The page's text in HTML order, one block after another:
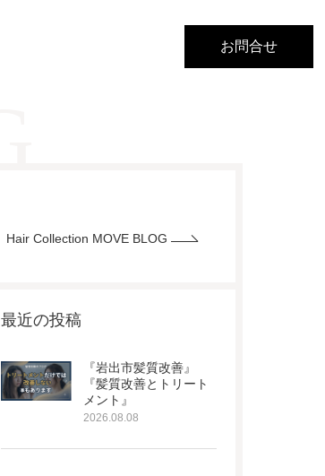
お問合せ
Hair Collection MOVE BLOG
最近の投稿
『岩出市髪質改善』
『髪質改善とトリート
メント』
2026.08.08